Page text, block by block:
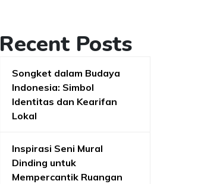
Recent Posts
Songket dalam Budaya
Indonesia: Simbol
Identitas dan Kearifan
Lokal
Inspirasi Seni Mural
Dinding untuk
Mempercantik Ruangan